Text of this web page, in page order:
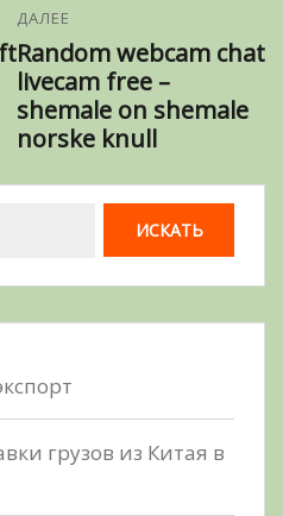
ДАЛЕЕ
Random webcam chat
livecam free –
shemale on shemale
norske knull
грузов из Китая в